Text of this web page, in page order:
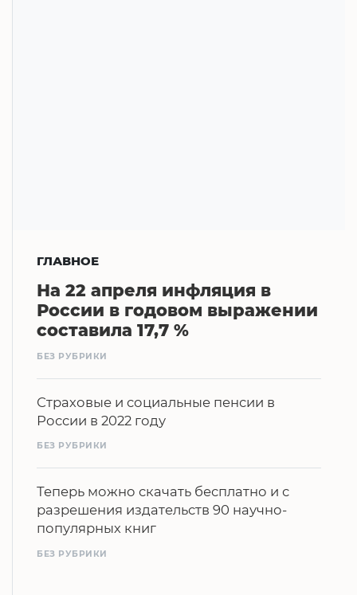
ГЛАВНОЕ
На 22 апреля инфляция в
России в годовом выражении
составила 17,7 %
БЕЗ РУБРИКИ
Страховые и социальные пенсии в
России в 2022 году
БЕЗ РУБРИКИ
Теперь можно скачать бесплатно и с
разрешения издательств 90 научно-
популярных книг
БЕЗ РУБРИКИ